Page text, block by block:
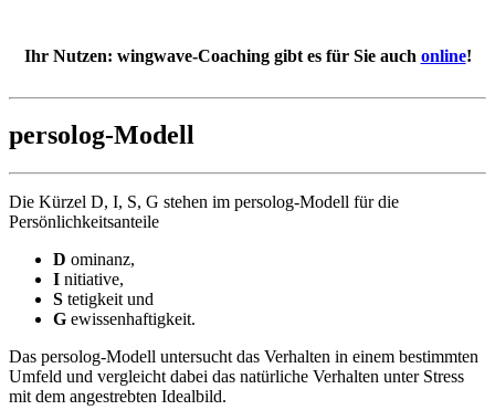
Ihr Nutzen: wingwave-Coaching gibt es für Sie auch online!
persolog-Modell
Die Kürzel D, I, S, G stehen im persolog-Modell für die
Persönlichkeitsanteile
D ominanz,
I nitiative,
S tetigkeit und
G ewissenhaftigkeit.
Das persolog-Modell untersucht das Verhalten in einem bestimmten
Umfeld und vergleicht dabei das natürliche Verhalten unter Stress
mit dem angestrebten Idealbild.